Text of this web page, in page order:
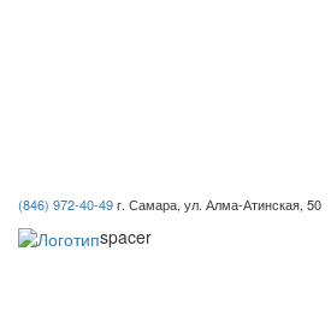
(846) 972-40-49г. Самара, ул. Алма-Атинская, 50
spacer